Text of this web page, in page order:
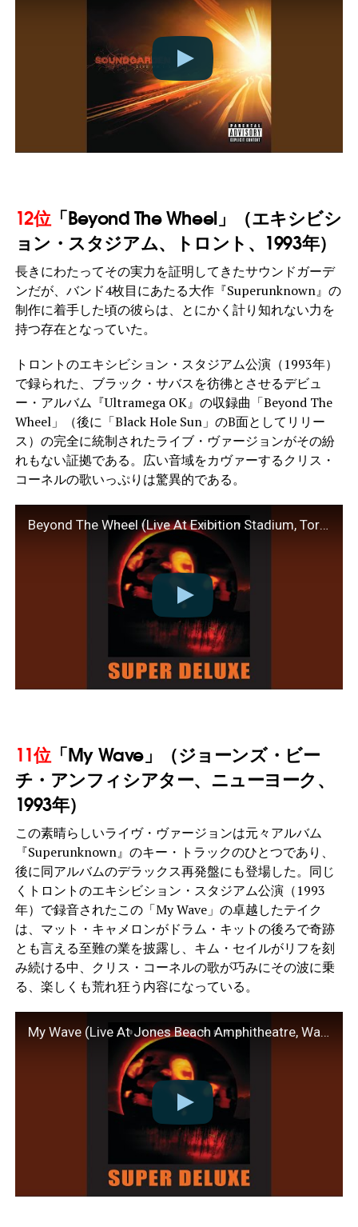
12位 「Beyond The Wheel」（エキシビシ
ョン・スタジアム、トロント、1993年）
長きにわたってその実力を証明してきたサウンドガーデ
ンだが、バンド4枚目にあたる大作『Superunknown』の
制作に着手した頃の彼らは、とにかく計り知れない力を
持つ存在となっていた。
トロントのエキシビション・スタジアム公演（1993年）
で録られた、ブラック・サバスを彷彿とさせるデビュ
ー・アルバム『Ultramega OK』の収録曲「Beyond The
Wheel」（後に「Black Hole Sun」のB面としてリリー
ス）の完全に統制されたライブ・ヴァージョンがその紛
れもない証拠である。広い音域をカヴァーするクリス・
コーネルの歌いっぷりは驚異的である。
Beyond The Wheel (Live At Exibition Stadium, Toronto / 1993)
11位 「My Wave」（ジョーンズ・ビー
チ・アンフィシアター、ニューヨーク、
1993年）
この素晴らしいライヴ・ヴァージョンは元々アルバム
『Superunknown』のキー・トラックのひとつであり、
後に同アルバムのデラックス再発盤にも登場した。同じ
くトロントのエキシビション・スタジアム公演（1993
年）で録音されたこの「My Wave」の卓越したテイク
は、マット・キャメロンがドラム・キットの後ろで奇跡
とも言える至難の業を披露し、キム・セイルがリフを刻
み続ける中、クリス・コーネルの歌が巧みにその波に乗
る、楽しくも荒れ狂う内容になっている。
My Wave (Live At Jones Beach Amphitheatre, Wantagh, NY / 1993)